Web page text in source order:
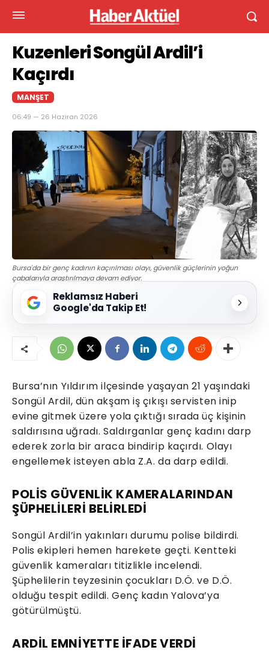
Kuzenleri Songül Ardil’i
Kaçırdı
MANŞET
06:49 — 26 Haziran 2026
Bursa'da bir genç kadının kaçırılması olayı, güvenlik güçlerinin yoğun
çabalarıyla araştırılmaya devam ediyor.
Reklamsız Haberi
Google'da Takip Et!
Bursa’nın Yıldırım ilçesinde yaşayan 21 yaşındaki
Songül Ardil, dün akşam iş çıkışı servisten inip
evine gitmek üzere yola çıktığı sırada üç kişinin
saldırısına uğradı. Saldırganlar genç kadını darp
ederek zorla bir araca bindirip kaçırdı. Olayı
engellemek isteyen abla Z.A. da darp edildi.
POLİS GÜVENLİK KAMERALARINDAN
ŞÜPHELİLERİ BELİRLEDİ
Songül Ardil’in yakınları durumu polise bildirdi.
Polis ekipleri hemen harekete geçti. Kentteki
güvenlik kameraları titizlikle incelendi.
Şüphelilerin teyzesinin çocukları D.Ö. ve D.Ö.
olduğu tespit edildi. Genç kadın Yalova’ya
götürülmüştü.
ARDİL EMNİYETTE İFADE VERDİ